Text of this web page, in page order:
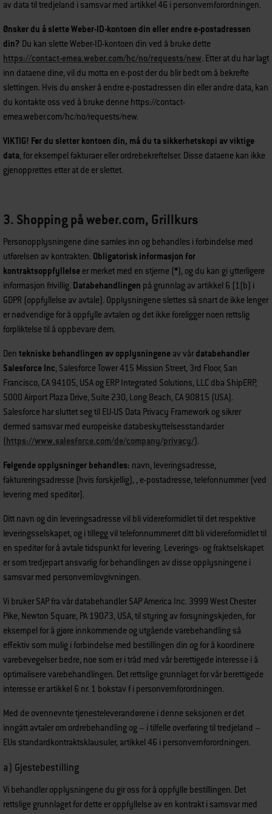
av data til tredjeland i samsvar med artikkel 46 i personvernforordningen.
Ønsker du å slette Weber-ID-kontoen din eller endre e-postadressen
din? Du kan slette Weber-ID-kontoen din ved å bruke dette
https://contact-emea.weber.com/hc/no/requests/new. Etter at du har lagt
inn dataene dine, vil du motta en e-post der du blir bedt om å bekrefte
slettingen. Hvis du ønsker å endre e-postadressen din eller andre data, kan
du kontakte oss ved å bruke denne https://contact-
emea.weber.com/hc/no/requests/new.
VIKTIG! Før du sletter kontoen din, må du ta sikkerhetskopi av viktige
data, for eksempel fakturaer eller ordrebekreftelser. Disse dataene kan ikke
gjenopprettes etter at de er slettet.
3. Shopping på weber.com, Grillkurs
Personopplysningene dine samles inn og behandles i forbindelse med
utførelsen av kontrakten. Obligatorisk informasjon for
kontraktsoppfyllelse er merket med en stjerne (*), og du kan gi ytterligere
informasjon frivillig. Databehandlingen på grunnlag av artikkel 6 (1(b) i
GDPR (oppfyllelse av avtale). Opplysningene slettes så snart de ikke lenger
er nødvendige for å oppfylle avtalen og det ikke foreligger noen rettslig
forpliktelse til å oppbevare dem.
Den tekniske behandlingen av opplysningene av vår databehandler
Salesforce Inc, Salesforce Tower 415 Mission Street, 3rd Floor, San
Francisco, CA 94105, USA og ERP Integrated Solutions, LLC dba ShipERP,
5000 Airport Plaza Drive, Suite 230, Long Beach, CA 90815 (USA).
Salesforce har sluttet seg til EU-US Data Privacy Framework og sikrer
dermed samsvar med europeiske databeskyttelsesstandarder
(https://www.salesforce.com/de/company/privacy/).
Følgende opplysninger behandles: navn, leveringsadresse,
faktureringsadresse (hvis forskjellig), , e-postadresse, telefonnummer (ved
levering med speditør).
Ditt navn og din leveringsadresse vil bli videreformidlet til det respektive
leveringsselskapet, og i tillegg vil telefonnummeret ditt bli videreformidlet til
en speditør for å avtale tidspunkt for levering. Leverings- og fraktselskapet
er som tredjepart ansvarlig for behandlingen av disse opplysningene i
samsvar med personvernlovgivningen.
Vi bruker SAP fra vår databehandler SAP America Inc. 3999 West Chester
Pike, Newton Square, PA 19073, USA, til styring av forsyningskjeden, for
eksempel for å gjøre innkommende og utgående varebehandling så
effektiv som mulig i forbindelse med bestillingen din og for å koordinere
varebevegelser bedre, noe som er i tråd med vår berettigede interesse i å
optimalisere varebehandlingen. Det rettslige grunnlaget for vår berettigede
interesse er artikkel 6 nr. 1 bokstav f i personvernforordningen.
Med de ovennevnte tjenesteleverandørene i denne seksjonen er det
inngått avtaler om ordrebehandling og – i tilfelle overføring til tredjeland –
EUs standardkontraktsklausuler, artikkel 46 i personvernforordningen.
a) Gjestebestilling
Vi behandler opplysningene du gir oss for å oppfylle bestillingen. Det
rettslige grunnlaget for dette er oppfyllelse av en kontrakt i samsvar med